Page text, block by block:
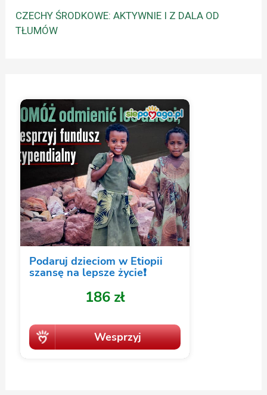
CZECHY ŚRODKOWE: AKTYWNIE I Z DALA OD
TŁUMÓW